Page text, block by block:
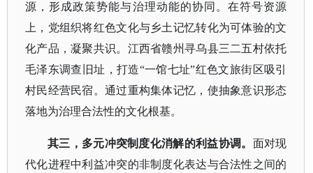
源，形成政策势能与治理动能的协同。在符号资源
上，党组织将红色文化与乡土记忆转化为可体验的文
化产品，凝聚共识。江西省赣州寻乌县三二五村依托
毛泽东调查旧址，打造“一馆七址”红色文旅街区吸引
村民经营民宿。通过重构集体记忆，使抽象意识形态
落地为治理合法性的文化根基。
其三，多元冲突制度化消解的利益协调。 面对现
代化进程中利益冲突的非制度化表达与合法性之间的